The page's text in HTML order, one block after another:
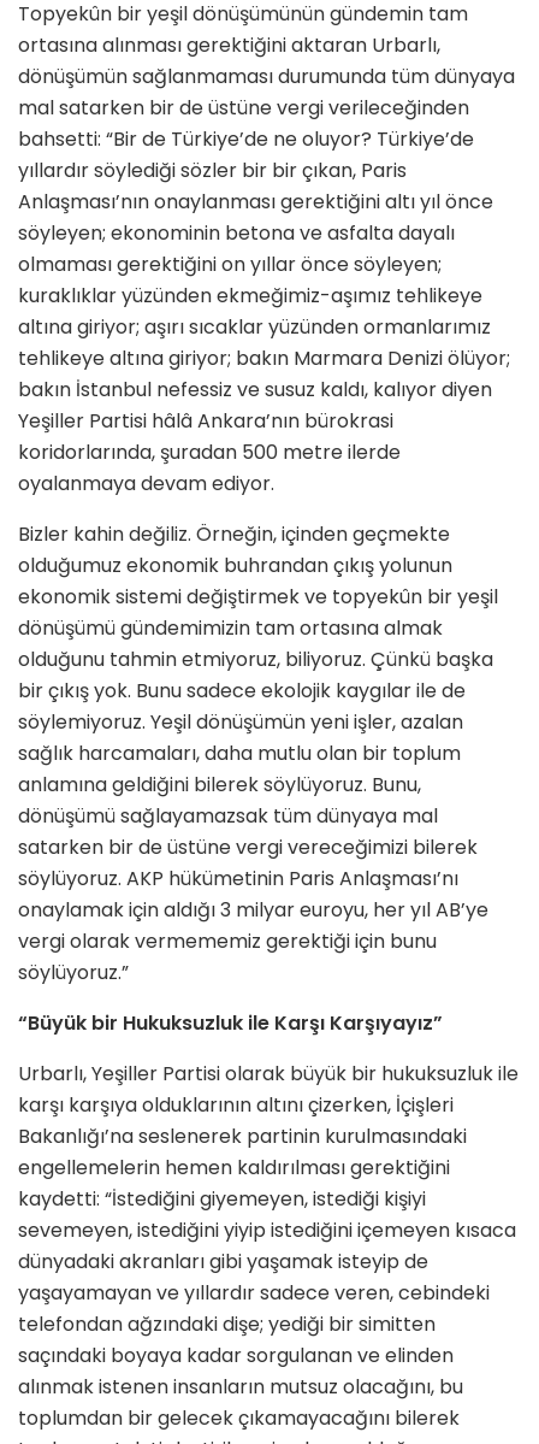
Topyekûn bir yeşil dönüşümünün gündemin tam
ortasına alınması gerektiğini aktaran Urbarlı,
dönüşümün sağlanmaması durumunda tüm dünyaya
mal satarken bir de üstüne vergi verileceğinden
bahsetti: “Bir de Türkiye’de ne oluyor? Türkiye’de
yıllardır söylediği sözler bir bir çıkan, Paris
Anlaşması’nın onaylanması gerektiğini altı yıl önce
söyleyen; ekonominin betona ve asfalta dayalı
olmaması gerektiğini on yıllar önce söyleyen;
kuraklıklar yüzünden ekmeğimiz-aşımız tehlikeye
altına giriyor; aşırı sıcaklar yüzünden ormanlarımız
tehlikeye altına giriyor; bakın Marmara Denizi ölüyor;
bakın İstanbul nefessiz ve susuz kaldı, kalıyor diyen
Yeşiller Partisi hâlâ Ankara’nın bürokrasi
koridorlarında, şuradan 500 metre ilerde
oyalanmaya devam ediyor.
Bizler kahin değiliz. Örneğin, içinden geçmekte
olduğumuz ekonomik buhrandan çıkış yolunun
ekonomik sistemi değiştirmek ve topyekûn bir yeşil
dönüşümü gündemimizin tam ortasına almak
olduğunu tahmin etmiyoruz, biliyoruz. Çünkü başka
bir çıkış yok. Bunu sadece ekolojik kaygılar ile de
söylemiyoruz. Yeşil dönüşümün yeni işler, azalan
sağlık harcamaları, daha mutlu olan bir toplum
anlamına geldiğini bilerek söylüyoruz. Bunu,
dönüşümü sağlayamazsak tüm dünyaya mal
satarken bir de üstüne vergi vereceğimizi bilerek
söylüyoruz. AKP hükümetinin Paris Anlaşması’nı
onaylamak için aldığı 3 milyar euroyu, her yıl AB’ye
vergi olarak vermememiz gerektiği için bunu
söylüyoruz.”
“Büyük bir Hukuksuzluk ile Karşı Karşıyayız”
Urbarlı, Yeşiller Partisi olarak büyük bir hukuksuzluk ile
karşı karşıya olduklarının altını çizerken, İçişleri
Bakanlığı’na seslenerek partinin kurulmasındaki
engellemelerin hemen kaldırılması gerektiğini
kaydetti: “İstediğini giyemeyen, istediği kişiyi
sevemeyen, istediğini yiyip istediğini içemeyen kısaca
dünyadaki akranları gibi yaşamak isteyip de
yaşayamayan ve yıllardır sadece veren, cebindeki
telefondan ağzındaki dişe; yediği bir simitten
saçındaki boyaya kadar sorgulanan ve elinden
alınmak istenen insanların mutsuz olacağını, bu
toplumdan bir gelecek çıkamayacağını bilerek